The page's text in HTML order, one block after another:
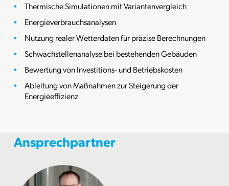
Thermische Simulationen mit Variantenvergleich
Energieverbrauchsanalysen
Nutzung realer Wetterdaten für präzise Berechnungen
Schwachstellenanalyse bei bestehenden Gebäuden
Bewertung von Investitions- und Betriebskosten
Ableitung von Maßnahmen zur Steigerung der
Energieeffizienz
Ansprechpartner